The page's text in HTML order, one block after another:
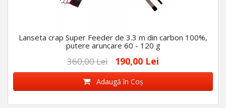
Lanseta crap Super Feeder de 3.3 m din carbon 100%,
putere aruncare 60 - 120 g
360,00 Lei 190,00 Lei
Adaugă în Coş